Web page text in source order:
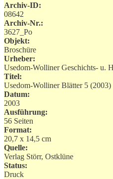
Archiv-ID:
08642
Archiv-Nr.:
3627_Po
Objekt:
Broschüre
Urheber:
Usedom-Wolliner Geschichts- u.
Titel:
Usedom-Wolliner Blätter 5 (2003)
Datum:
2003
Ausführung:
56 Seiten
Format:
20,7 x 14,5 cm
Quelle:
Verlag Störr, Ostklüne
Status:
Druck